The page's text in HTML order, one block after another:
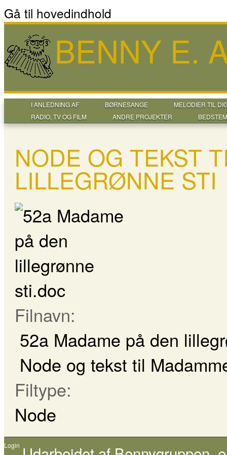
Gå til hovedindhold
BENNY E.
I ANLEDNING AF BØRNESANGE
MELODIER TIL
RADIO, TV OG FILM
ANDRE PROJEKTER
NODE OG TEKST
LILLEGRØNNE STI
Filnavn:
52a Madame på den
Node og tekst til
Filtype:
Node
Login